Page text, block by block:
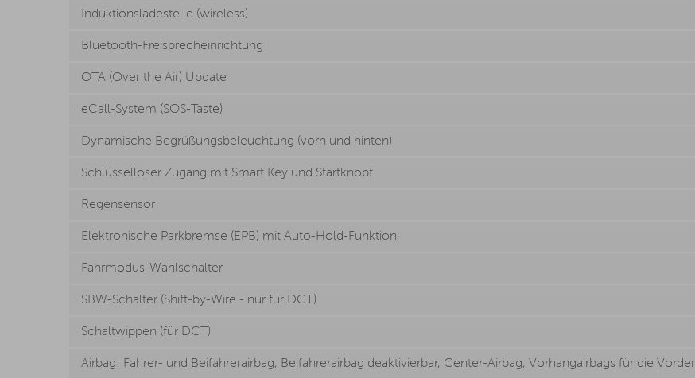
Induktionsladestelle (wireless)
Bluetooth-Freisprecheinrichtung
OTA (Over the Air) Update
eCall-System (SOS-Taste)
Dynamische Begrüßungsbeleuchtung (vorn und hinten)
Schlüsselloser Zugang mit Smart Key und Startknopf
Regensensor
Elektronische Parkbremse (EPB) mit Auto-Hold-Funktion
Fahrmodus-Wahlschalter
SBW-Schalter (Shift-by-Wire - nur für DCT)
Schaltwippen (für DCT)
Airbag: Fahrer- und Beifahrerairbag, Beifahrerairbag deaktivierbar, Center-Airbag, Vorhangairbags für die